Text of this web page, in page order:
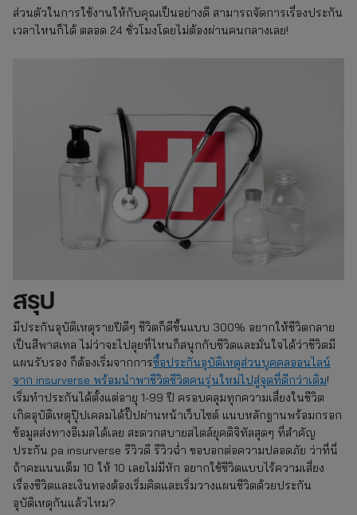
ส่วนตัวในการใช้งานให้กับคุณเป็นอย่างดี สามารถจัดการเรื่องประกัน
เวลาไหนก็ได้ ตลอด 24 ชั่วโมงโดยไม่ต้องผ่านคนกลางเลย!
สรุป
มีประกันอุบัติเหตุรายปีดีๆ ชีวิตก็ดีขึ้นแบบ 300% อยากให้ชีวิตกลาย
เป็นสีพาสเทล ไม่ว่าจะไปลุยที่ไหนก็สนุกกับชีวิตและมั่นใจได้ว่าชีวิตมี
แผนรับรอง ก็ต้องเริ่มจากการซื้อประกันอุบัติเหตุส่วนบุคคลออนไลน
จาก insurverse พร้อมนำพาชีวิตชีวิตคนรุ่นใหม่ไปสู่จุดที่ดีกว่าเดิม!
เริ่มทำประกันได้ตั้งแต่อายุ 1-99 ปี ครอบคลุมทุกความเสี่ยงในชีวิต
เกิดอุบัติเหตุปุ๊ปเคลมได้ปั๊ปผ่านหน้าเว็บไซต์ แนบหลักฐานพร้อมกรอก
ข้อมูลส่งทางอีเมลได้เลย สะดวกสบายสไตล์ยุคดิจิทัลสุดๆ ที่สำคัญ
ประกัน pa insurverse รีวิวดี รีวิวฉ่ำ ขอบอกต่อความปลอดภัย ว่าที่นี่
ถ้าคะแนนเต็ม 10 ให้ 10 เลยไม่มีหัก อยากใช้ชีวิตแบบไร้ความเสี่ยง
เรื่องชีวิตและเงินทองต้องเริ่มคิดและเริ่มวางแผนชีวิตด้วยประกัน
อุบัติเหตุกันแล้วไหม?